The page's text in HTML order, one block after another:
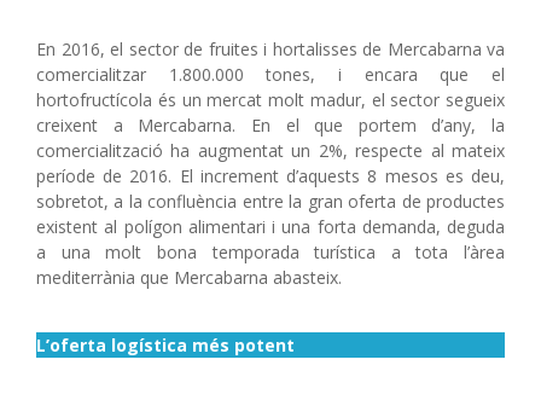
En 2016, el sector de fruites i hortalisses de Mercabarna va
comercialitzar 1.800.000 tones, i encara que el
hortofructícola és un mercat molt madur, el sector segueix
creixent a Mercabarna. En el que portem d’any, la
comercialització ha augmentat un 2%, respecte al mateix
període de 2016. El increment d’aquests 8 mesos es deu,
sobretot, a la confluència entre la gran oferta de productes
existent al polígon alimentari i una forta demanda, deguda
a una molt bona temporada turística a tota l’àrea
mediterrània que Mercabarna abasteix.
L’oferta logística més potent